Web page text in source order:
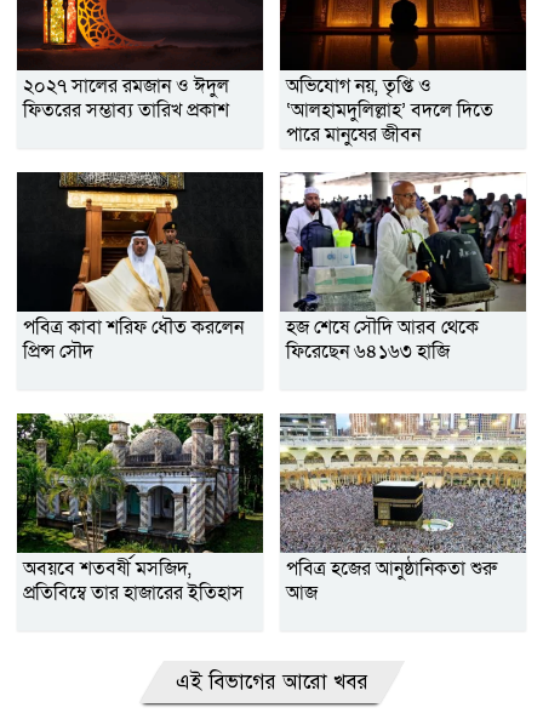
২০২৭ সালের রমজান ও ঈদুল
ফিতরের সম্ভাব্য তারিখ প্রকাশ
অভিযোগ নয়, তৃপ্তি ও
‘আলহামদুলিল্লাহ’ বদলে দিতে
পারে মানুষের জীবন
পবিত্র কাবা শরিফ ধৌত করলেন
প্রিন্স সৌদ
হজ শেষে সৌদি আরব থেকে
ফিরেছেন ৬৪১৬৩ হাজি
অবয়বে শতবর্ষী মসজিদ,
প্রতিবিম্বে তার হাজারের ইতিহাস
পবিত্র হজের আনুষ্ঠানিকতা শুরু
আজ
এই বিভাগের আরো খবর